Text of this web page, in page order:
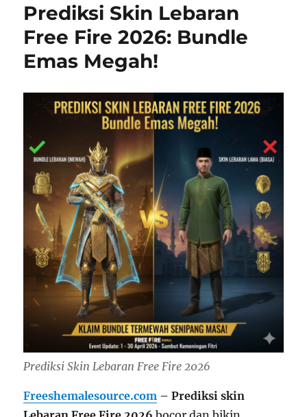
Prediksi Skin Lebaran
Free Fire 2026: Bundle
Emas Megah!
Prediksi Skin Lebaran Free Fire 2026
Freeshemalesource.com – Prediksi skin